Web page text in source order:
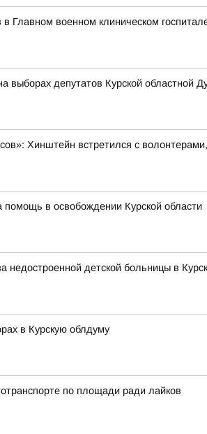
Главном военном клиническом
выборах депутатов Курской областной
Хинштейн встретился с
в освобождении Курской области
недостроенной детской больницы в
в Курскую облдуму
по площади ради лайков